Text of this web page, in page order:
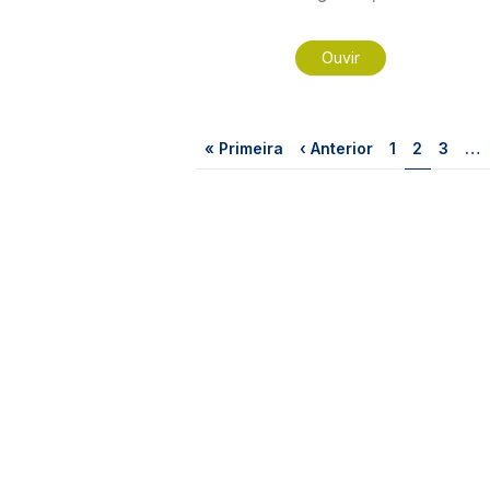
Ouvir
Primeira página
« Primeira Página anterior
‹ Anterior Página
1 Página
2 Página
3 …